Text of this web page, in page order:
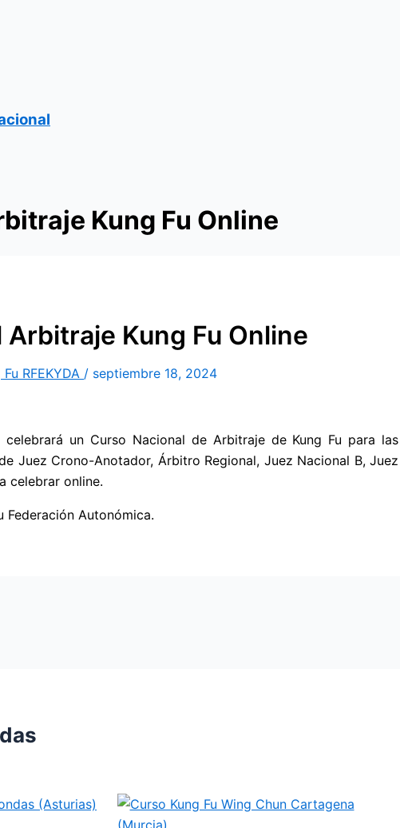
Kung Fu Online
Kung Fu Online
Fu RFEKYDA / septiembre 18, 2024
un Curso Nacional de Arbitraje de Kung Fu para las
Juez Crono-Anotador, Árbitro Regional, Juez Nacional B, Juez
celebrar online.
Autonómica.